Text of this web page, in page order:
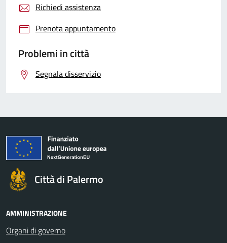
Richiedi assistenza
Prenota appuntamento
Problemi in città
Segnala disservizio
Città di Palermo
AMMINISTRAZIONE
Organi di governo